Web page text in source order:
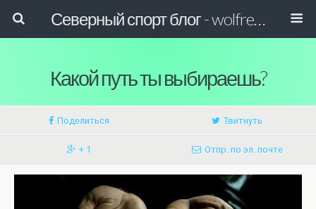
Северный спорт блог - wolfreactor
Какой путь ты выбираешь?
Поделиться Твитнуть
+ 1 Отпр. по эл. почте